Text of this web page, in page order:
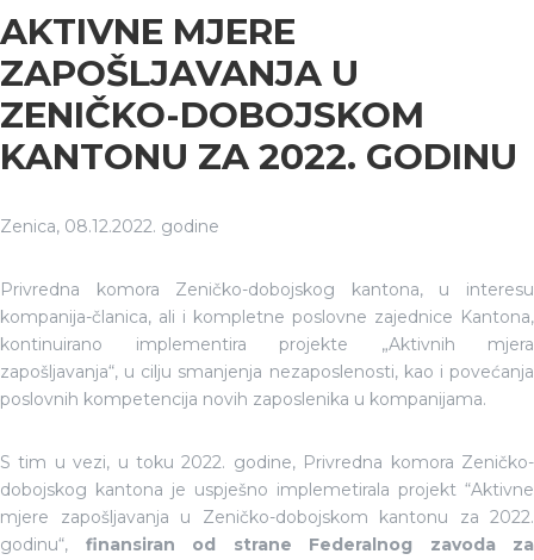
AKTIVNE MJERE
ZAPOŠLJAVANJA U
ZENIČKO-DOBOJSKOM
KANTONU ZA 2022. GODINU
Zenica, 08.12.2022. godine
Privredna komora Zeničko-dobojskog kantona, u interesu
kompanija-članica, ali i kompletne poslovne zajednice Kantona,
kontinuirano implementira projekte „Aktivnih mjera
zapošljavanja“, u cilju smanjenja nezaposlenosti, kao i povećanja
poslovnih kompetencija novih zaposlenika u kompanijama.
S tim u vezi, u toku 2022. godine, Privredna komora Zeničko-
dobojskog kantona je uspješno implemetirala projekt “Aktivne
mjere zapošljavanja u Zeničko-dobojskom kantonu za 2022.
godinu“, finansiran od strane Federalnog zavoda za